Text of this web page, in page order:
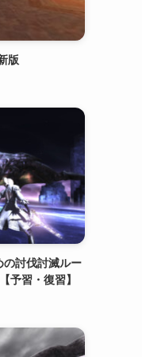
版
の討伐討滅ルー
予習・復習】